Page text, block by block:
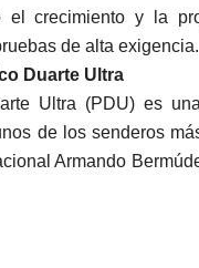
el crecimiento y la
de alta exigencia.
Duarte Ultra
Ultra (PDU) es
de los senderos
Armando